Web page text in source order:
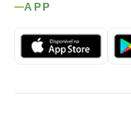
APP